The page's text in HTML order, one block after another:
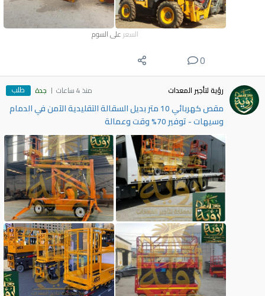
السعر على السوم
0
رؤية لتأجير المعدات منذ 4 ساعات جدة طلب
مقص كهربائي 10 متر بديل السقالة التقليدية الآمن في الدمام
وسيهات - توفير 70% وقت وعمالة